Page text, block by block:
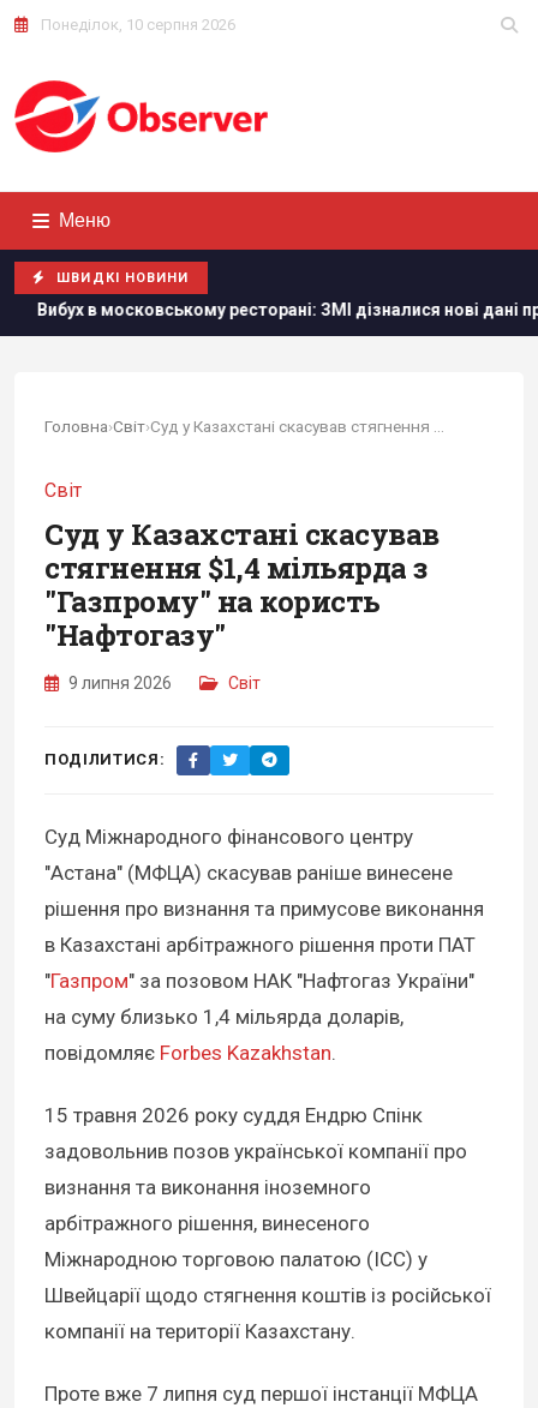
Понеділок, 10 серпня 2026
Меню
ШВИДКІ НОВИНИ
ресторані: ЗМІ дізналися нові дані про кількість
Головна›Світ›
Світ
Суд у Казахстані скасував
стягнення $1,4 мільярда з
"Газпрому" на користь
"Нафтогазу"
9 липня 2026 Світ
ПОДІЛИТИСЯ:
Суд Міжнародного фінансового центру
"Астана" (МФЦА) скасував раніше винесене
рішення про визнання та примусове виконання
в Казахстані арбітражного рішення проти ПАТ
"Газпром" за позовом НАК "Нафтогаз України"
на суму близько 1,4 мільярда доларів,
повідомляє Forbes Kazakhstan.
15 травня 2026 року суддя Ендрю Спінк
задовольнив позов української компанії про
визнання та виконання іноземного
арбітражного рішення, винесеного
Міжнародною торговою палатою (ICC) у
Швейцарії щодо стягнення коштів із російської
компанії на території Казахстану.
Проте вже 7 липня суд першої інстанції МФЦА